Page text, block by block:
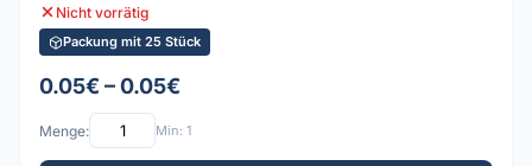
Nicht vorrätig
Packung mit 25 Stück
0.05€ – 0.05€
Menge: Min: 1